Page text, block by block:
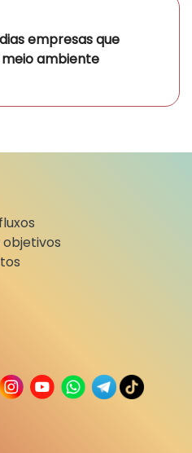
empresas que
ambiente
objetivos